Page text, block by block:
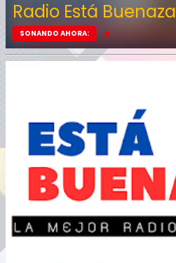
Radio Está Buenaza
SONANDO AHORA: